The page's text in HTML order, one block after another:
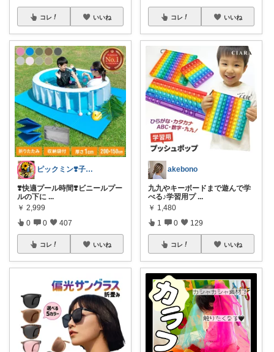
コレ いいね
ピックミン❣️子育てパパママ応援グッズ
❣️快適プール時間❣️ビニールプー
ルの下に ...
￥ 2,999
0 0 407
コレ いいね
コレ いいね
akebono
九九やキーボードまで遊んで学
べる♪学習用プ ...
￥ 1,480
1 0 129
コレ いいね